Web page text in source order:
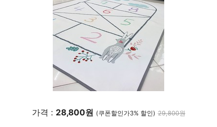
가격 : 28,800원 (쿠폰할인가3% 할인) 29,800원